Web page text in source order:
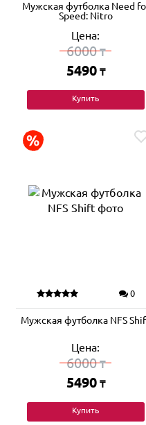
Мужская футболка Need
Speed: Nitro
Цена:
6000₸
5490 ₸
Купить
0
Мужская футболка NFS
Цена:
6000₸
5490 ₸
Купить